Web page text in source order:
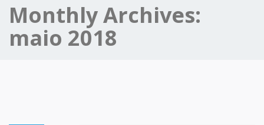
Monthly Archives:
maio 2018